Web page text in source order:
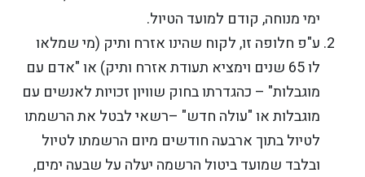
ימי מנוחה, קודם למועד הטיול.
ע"פ חלופה זו, לקוח שהינו אזרח ותיק (מי שמלאו
לו 65 שנים וימציא תעודת אזרח ותיק) או "אדם עם
מוגבלות" – כהגדרתו בחוק שוויון זכויות לאנשים עם
מוגבלות או "עולה חדש" –רשאי לבטל את הרשמתו
לטיול בתוך ארבעה חודשים מיום הרשמתו לטיול
ובלבד שמועד ביטול הרשמה יעלה על שבעה ימים,